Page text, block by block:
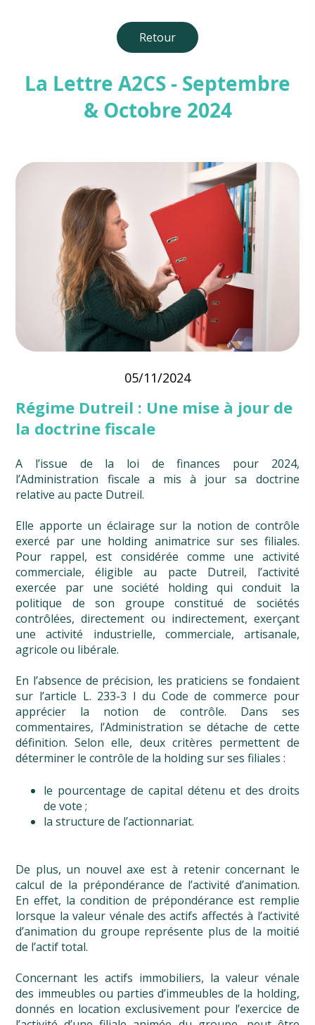
Retour
La Lettre A2CS - Septembre
& Octobre 2024
05/11/2024
Régime Dutreil : Une mise à jour de
la doctrine fiscale
A l’issue de la loi de finances pour 2024,
l’Administration fiscale a mis à jour sa doctrine
relative au pacte Dutreil.
Elle apporte un éclairage sur la notion de contrôle
exercé par une holding animatrice sur ses filiales.
Pour rappel, est considérée comme une activité
commerciale, éligible au pacte Dutreil, l’activité
exercée par une société holding qui conduit la
politique de son groupe constitué de sociétés
contrôlées, directement ou indirectement, exerçant
une activité industrielle, commerciale, artisanale,
agricole ou libérale.
En l’absence de précision, les praticiens se fondaient
sur l’article L. 233-3 I du Code de commerce pour
apprécier la notion de contrôle. Dans ses
commentaires, l’Administration se détache de cette
définition. Selon elle, deux critères permettent de
déterminer le contrôle de la holding sur ses filiales :
le pourcentage de capital détenu et des droits
de vote ;
la structure de l’actionnariat.
De plus, un nouvel axe est à retenir concernant le
calcul de la prépondérance de l’activité d’animation.
En effet, la condition de prépondérance est remplie
lorsque la valeur vénale des actifs affectés à l’activité
d’animation du groupe représente plus de la moitié
de l’actif total.
Concernant les actifs immobiliers, la valeur vénale
des immeubles ou parties d’immeubles de la holding,
donnés en location exclusivement pour l’exercice de